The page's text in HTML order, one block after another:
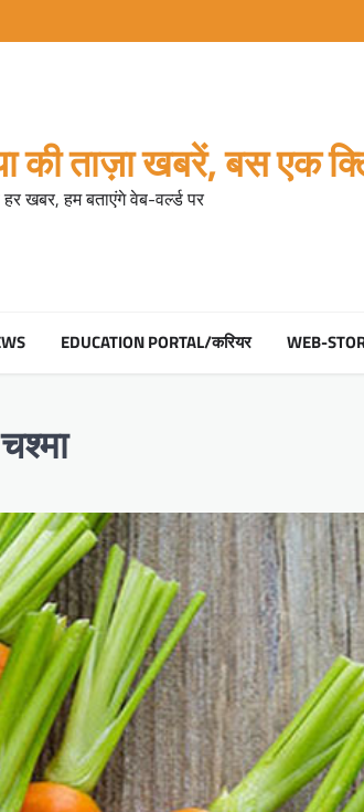
की ताज़ा खबरें, बस एक
खबर, हम बताएंगे वेब-वर्ल्ड पर
EDUCATION PORTAL/करियर WEB-